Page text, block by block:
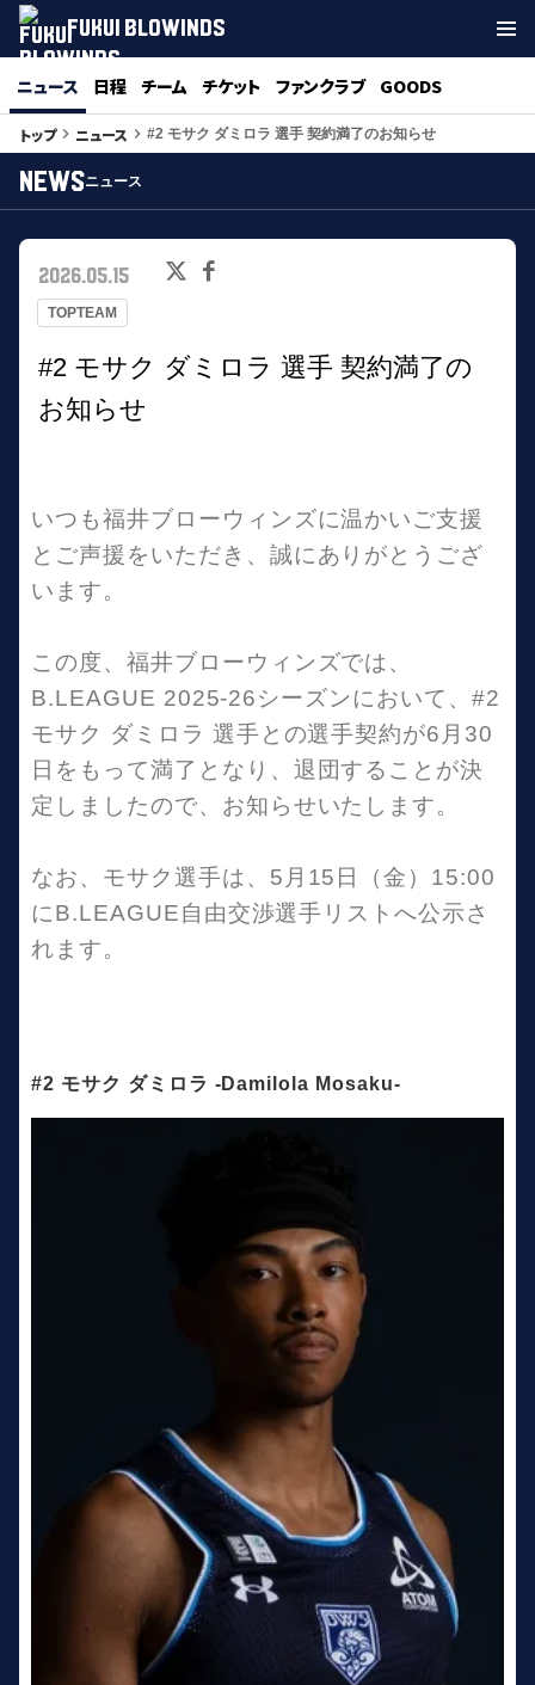
FUKUI BLOWINDS
ニュース 日程 チーム チケット ファンクラブ GOODS
トップkeyboard_arrow_right ニュース keyboard_arrow_right #2 モサク ダミロラ 選手 契約満了のお知らせ
NEWSニュース
TOPTEAM
2026.05.15
#2 モサク ダミロラ 選手 契約満了の
お知らせ
いつも福井ブローウィンズに温かいご支援
とご声援をいただき、誠にありがとうござ
います。
この度、福井ブローウィンズでは、
B.LEAGUE 2025-26シーズンにおいて、#2
モサク ダミロラ 選手との選手契約が6月30
日をもって満了となり、退団することが決
定しましたので、お知らせいたします。
なお、モサク選手は、5月15日（金）15:00
にB.LEAGUE自由交渉選手リストへ公示さ
れます。
#2 モサク ダミロラ -Damilola Mosaku-